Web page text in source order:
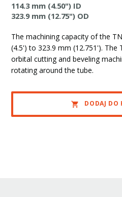
114.3 mm (4.50") ID
323.9 mm (12.75") OD
The machining capacity of the
(4.5') to 323.9 mm (12.751'). The
orbital cutting and beveling
rotating around the tube.
DODAJ DO